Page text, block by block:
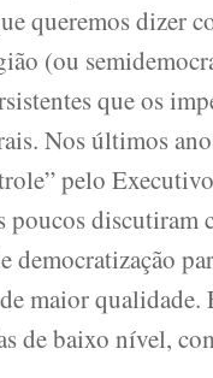
queremos dizer
(ou
que os
Nos últimos
pelo
poucos discutiram
democratização
maior qualidade.
de baixo nível,